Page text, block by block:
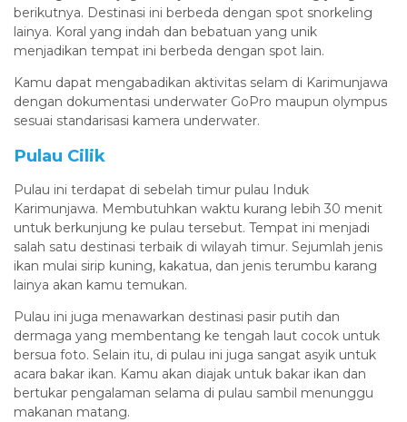
berikutnya. Destinasi ini berbeda dengan spot snorkeling
lainya. Koral yang indah dan bebatuan yang unik
menjadikan tempat ini berbeda dengan spot lain.
Kamu dapat mengabadikan aktivitas selam di Karimunjawa
dengan dokumentasi underwater GoPro maupun olympus
sesuai standarisasi kamera underwater.
Pulau Cilik
Pulau ini terdapat di sebelah timur pulau Induk
Karimunjawa. Membutuhkan waktu kurang lebih 30 menit
untuk berkunjung ke pulau tersebut. Tempat ini menjadi
salah satu destinasi terbaik di wilayah timur. Sejumlah jenis
ikan mulai sirip kuning, kakatua, dan jenis terumbu karang
lainya akan kamu temukan.
Pulau ini juga menawarkan destinasi pasir putih dan
dermaga yang membentang ke tengah laut cocok untuk
bersua foto. Selain itu, di pulau ini juga sangat asyik untuk
acara bakar ikan. Kamu akan diajak untuk bakar ikan dan
bertukar pengalaman selama di pulau sambil menunggu
makanan matang.